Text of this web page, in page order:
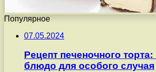
Популярное
07.05.2024
Рецепт печеночного торта:
блюдо для особого случая